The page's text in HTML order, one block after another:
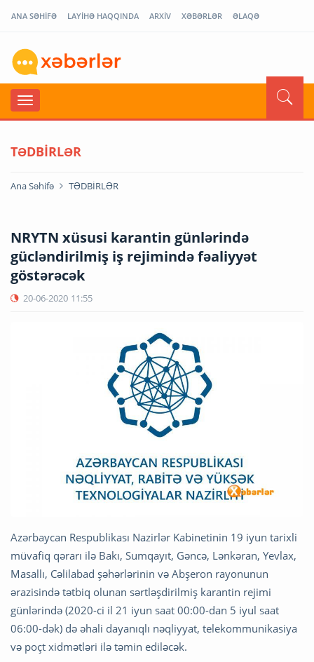
ANA SƏHİFƏ LAYİHƏ HAQQINDA ARXİV XƏBƏRLƏR ƏLAQƏ
TƏDBİRLƏR
Ana Səhifə TƏDBİRLƏR
NRYTN xüsusi karantin günlərində
gücləndirilmiş iş rejimində fəaliyyət
göstərəcək
20-06-2020 11:55
Azərbaycan Respublikası Nazirlər Kabinetinin 19 iyun tarixli
müvafiq qərarı ilə Bakı, Sumqayıt, Gəncə, Lənkəran, Yevlax,
Masallı, Cəlilabad şəhərlərinin və Abşeron rayonunun
ərazisində tətbiq olunan sərtləşdirilmiş karantin rejimi
günlərində (2020-ci il 21 iyun saat 00:00-dan 5 iyul saat
06:00-dək) də əhali dayanıqlı nəqliyyat, telekommunikasiya
və poçt xidmətləri ilə təmin ediləcək.